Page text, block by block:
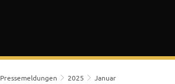
Pressemeldungen 2025
Januar